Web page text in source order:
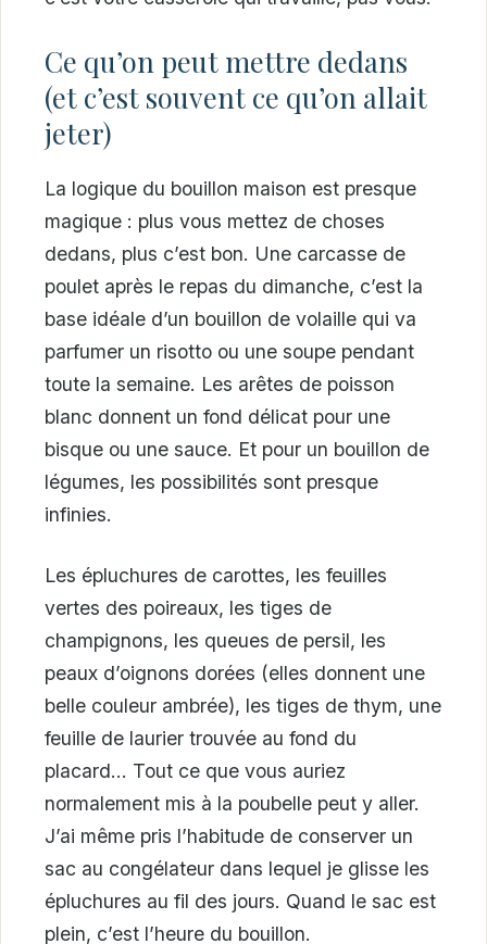
Ce qu’on peut mettre dedans
(et c’est souvent ce qu’on allait
jeter)
La logique du bouillon maison est presque
magique : plus vous mettez de choses
dedans, plus c’est bon. Une carcasse de
poulet après le repas du dimanche, c’est la
base idéale d’un bouillon de volaille qui va
parfumer un risotto ou une soupe pendant
toute la semaine. Les arêtes de poisson
blanc donnent un fond délicat pour une
bisque ou une sauce. Et pour un bouillon de
légumes, les possibilités sont presque
infinies.
Les épluchures de carottes, les feuilles
vertes des poireaux, les tiges de
champignons, les queues de persil, les
peaux d’oignons dorées (elles donnent une
belle couleur ambrée), les tiges de thym, une
feuille de laurier trouvée au fond du
placard… Tout ce que vous auriez
normalement mis à la poubelle peut y aller.
J’ai même pris l’habitude de conserver un
sac au congélateur dans lequel je glisse les
épluchures au fil des jours. Quand le sac est
plein, c’est l’heure du bouillon.